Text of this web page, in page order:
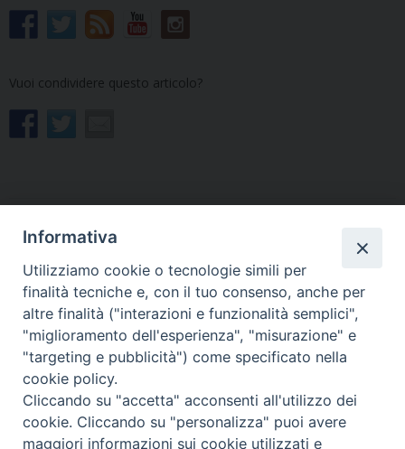
Vuoi condividere questo articolo?
Il giovane friulano Simone
Del Negro sarà ordinato
diacono nella famiglia
salesiana
Don Giuseppe Marano
nuovo parroco di
Malborghetto-Valbruna e
Ugovizza
Copyright © Arcidiocesi di Udine 2018
Informativa
Utilizziamo cookie o tecnologie simili per
finalità tecniche e, con il tuo consenso, anche per
altre finalità ("interazioni e funzionalità semplici",
"miglioramento dell'esperienza", "misurazione" e
"targeting e pubblicità") come specificato nella
cookie policy.
Cliccando su "accetta" acconsenti all'utilizzo dei
cookie. Cliccando su "personalizza" puoi avere
maggiori informazioni sui cookie utilizzati e